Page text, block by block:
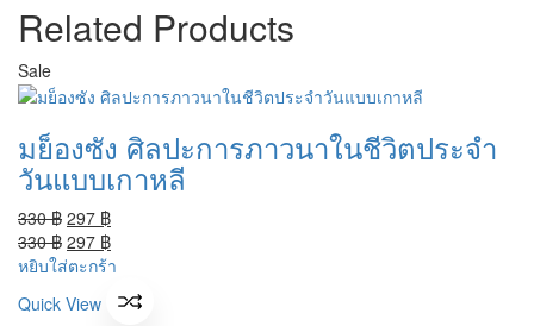
Related Products
Sale
มย็องซัง ศิลปะการภาวนาในชีวิตประจำ
วันแบบเกาหลี
330฿ Original
price
was:
297 ฿Current
price
is:
297 ฿.
330฿ Original
price
330 ฿.
297 ฿Current
price
297 ฿.
หยิบใส่ตะกร้า
Quick View